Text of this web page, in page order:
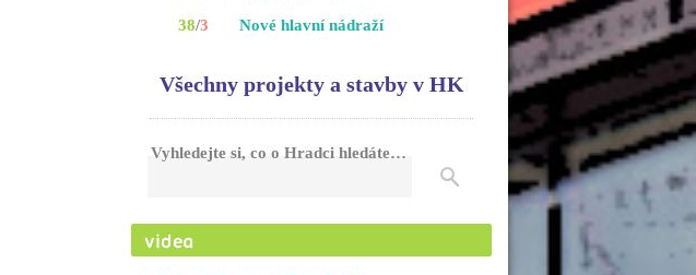
38/3
Nové hlavní nádraží
Všechny projekty a stavby v HK
Vyhledejte si, co o Hradci hledáte…